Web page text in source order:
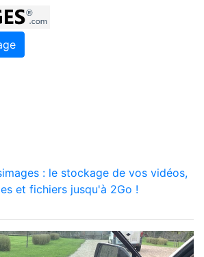
: le stockage de vos vidéos,
et fichiers jusqu'à 2Go !